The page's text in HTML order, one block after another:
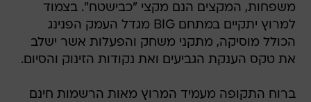
משפחות, המקצים הנם מקצי "כבישטח". בצמוד
למרוץ יתקיים במתחם BIG מגדל העמק הפנינג
הכולל מוסיקה, מתקני משחק והפעלות אשר ישלב
את טקס הענקת הגביעים ואת נקודות הזינוק והסיום.
ברוח התקופה מעמיד המרוץ מאות הרשמות חינם